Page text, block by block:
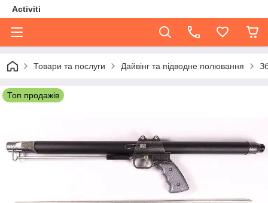
Activiti
Товари та послуги Дайвінг та підводне полювання
Топ продажів